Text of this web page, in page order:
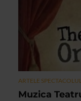
ARTELE
Muzica